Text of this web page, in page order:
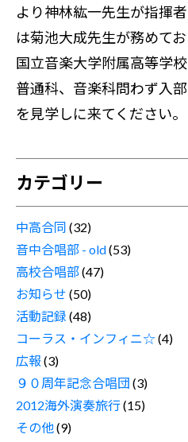
より神林紘一先生が指揮
は菊池大成先生が務めてお
国立音楽大学附属高等学
普通科、音楽科問わず入
を見学しに来てください。
カテゴリー
中高合同 (32)
音中合唱部 - old(53)
高校合唱部(47)
お知らせ (50)
活動記録 (48)
コーラス・インフィニ☆(4)
広報 (3)
９０周年記念合唱団 (3)
2012海外演奏旅行(15)
その他(9)